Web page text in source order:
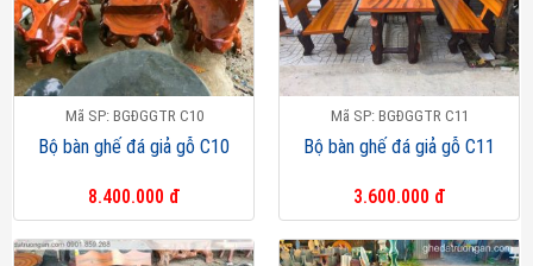
Mã SP: BGĐGGTR C10
Bộ bàn ghế đá giả gỗ C10
8.400.000 đ
Mã SP: BGĐGGTR C11
Bộ bàn ghế đá giả gỗ C11
3.600.000 đ